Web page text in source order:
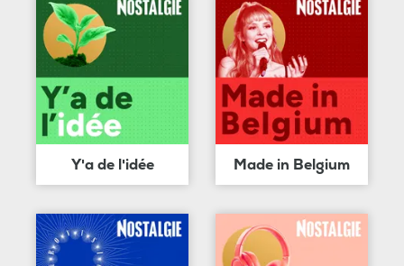
Y'a de l'idée Made in Belgium